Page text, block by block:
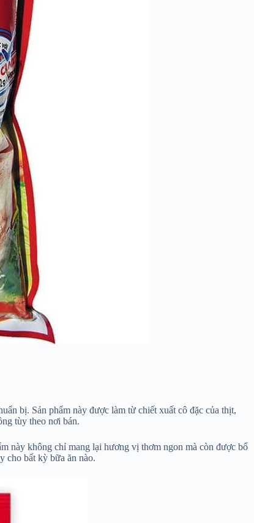
bị. Sản phẩm này được làm từ chiết xuất cô đặc của thịt,
tùy theo nơi bán.
này không chỉ mang lại hương vị thơm ngon mà còn được bổ
cho bất kỳ bữa ăn nào.